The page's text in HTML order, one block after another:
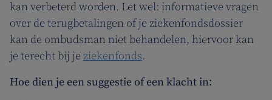
kan verbeterd worden. Let wel: informatieve vragen
over de terugbetalingen of je ziekenfondsdossier
kan de ombudsman niet behandelen, hiervoor kan
je terecht bij je ziekenfonds.
Hoe dien je een suggestie of een klacht in: